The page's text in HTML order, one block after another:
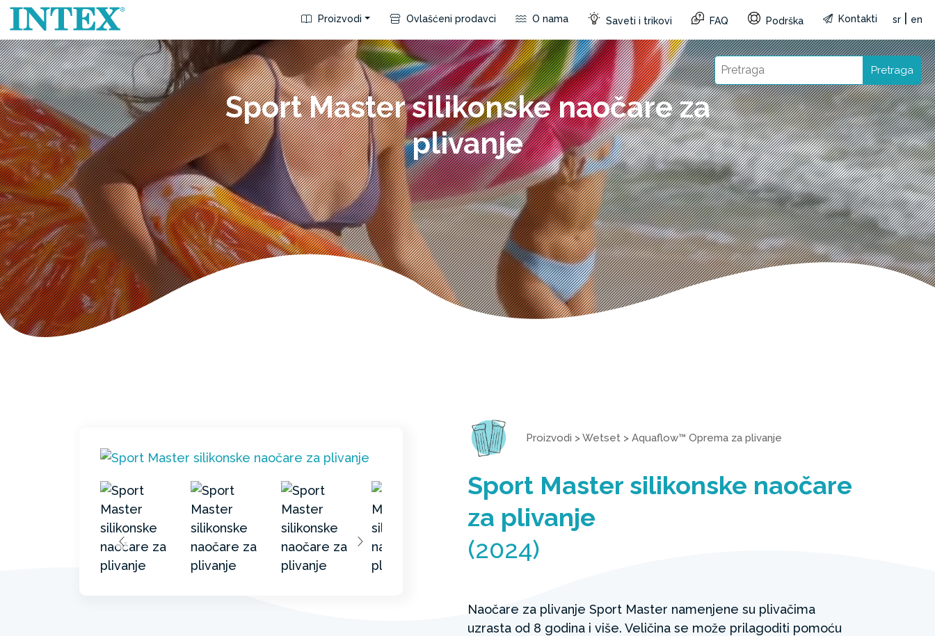
Proizvodi Ovlašćeni prodavci O nama Saveti i trikovi FAQ Podrška Kontakti sr en
Pretraga
Sport Master silikonske naočare za
plivanje
Proizvodi >Wetset > Aquaflow™ Oprema za plivanje
Sport Master silikonske naočare
za plivanje
(2024)
Naočare za plivanje Sport Master namenjene su plivačima
uzrasta od 8 godina i više. Veličina se može prilagoditi pomoću